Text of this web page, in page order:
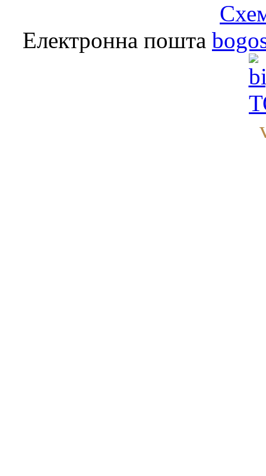
Електронна пошта